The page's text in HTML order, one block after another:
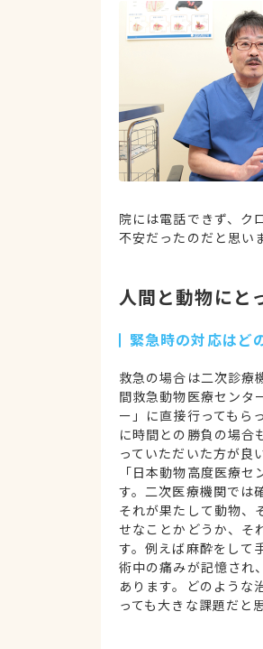
院には電話できず、ク
不安だったのだと思い
人間と動物にと
緊急時の対応はど
救急の場合は二次診療
間救急動物医療センタ
ー」に直接行ってもら
に時間との勝負の場合
っていただいた方が良
「日本動物高度医療
す。二次医療機関では
それが果たして動物、
せなことかどうか、そ
す。例えば麻酔をして
術中の痛みが記憶され
あります。どのような
っても大きな課題だと